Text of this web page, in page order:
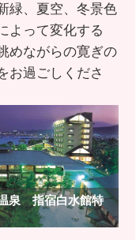
緑、夏空、冬景色
よって変化する
めながらの寛ぎの
お過ごしくださ
泉 指宿白水館特